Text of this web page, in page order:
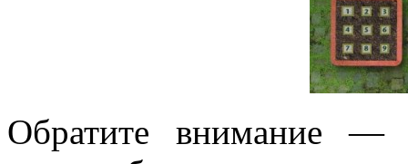
Обратите внимание —